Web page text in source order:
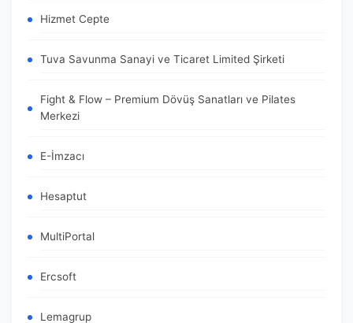
Hizmet Cepte
Tuva Savunma Sanayi ve Ticaret Limited Şirketi
Fight & Flow – Premium Dövüş Sanatları ve Pilates
Merkezi
E-İmzacı
Hesaptut
MultiPortal
Ercsoft
Lemagrup